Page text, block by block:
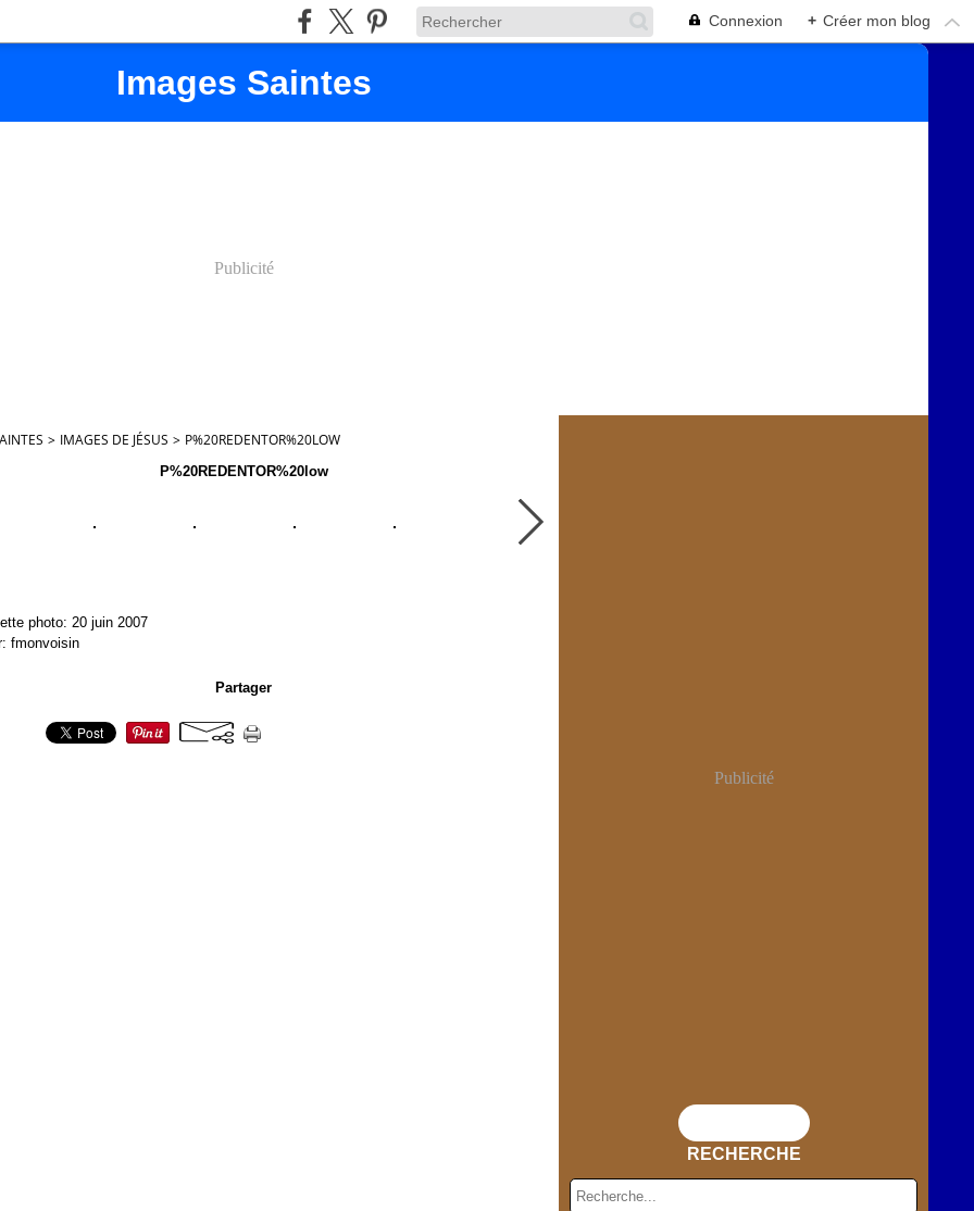
Connexion + Créer mon blog
Images Saintes
Publicité
> IMAGES DE JÉSUS > P%20REDENTOR%20LOW
P%20REDENTOR%20low
photo: 20 juin 2007
fmonvoisin
Partager
Publicité
RECHERCHE